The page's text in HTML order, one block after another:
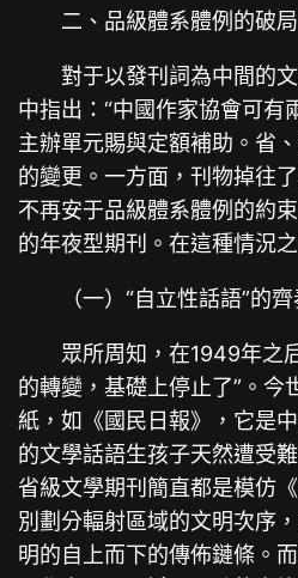
二、品級體系體例的破
對于以發刊詞為中間的
中指出：“中國作家協會可
主辦單元賜與定額補助。省
的變更。一方面，刊物掉往
不再安于品級體系體例的約
的年夜型期刊。在這種情況
（一）“自立性話語”的
眾所周知，在1949年之
的轉變，基礎上停止了”。
紙，如《國民日報》，它是
的文學話語生孩子天然遭受
省級文學期刊簡直都是模仿
別劃分輻射區域的文明次序
明的自上而下的傳佈鏈條。